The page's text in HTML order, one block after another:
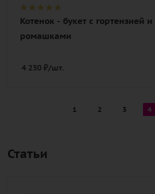
Котенок - букет с гортензией и
ромашками
4 230 ₽/шт.
1 2 3 4
Статьи